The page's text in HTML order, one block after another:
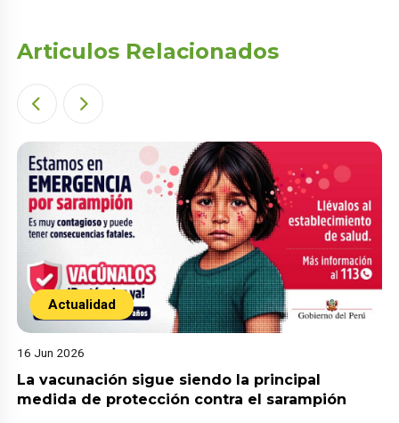
Articulos Relacionados
Actualidad
16 Jun 2026
La vacunación sigue siendo la principal
medida de protección contra el sarampión